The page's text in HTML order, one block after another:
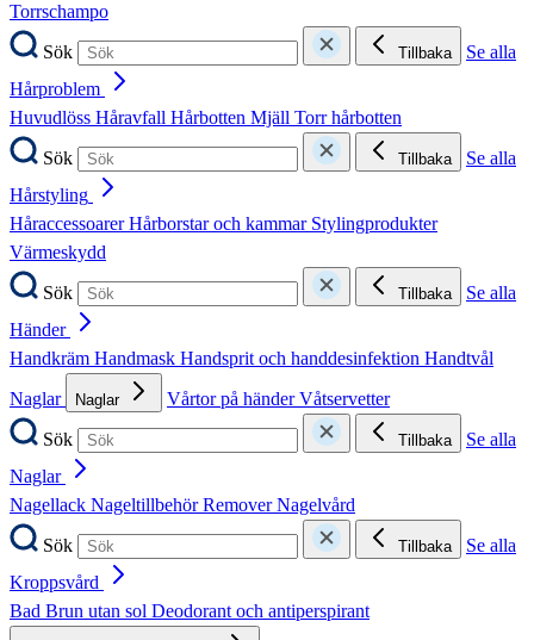
Torrschampo
Sök
Tillbaka
Se alla
Hårproblem
Huvudlöss Håravfall Hårbotten Mjäll Torr hårbotten
Sök
Tillbaka
Se alla
Hårstyling
HåraccessoarerHårborstar och kammar Stylingprodukter
Värmeskydd
Sök
Tillbaka
Se alla
Händer
Handkräm Handmask Handsprit och handdesinfektion Handtvål
Naglar
Naglar Vårtor på händerVåtservetter
Sök
Tillbaka
Se alla
Naglar
Nagellack NageltillbehörRemoverNagelvård
Sök
Tillbaka
Se alla
Kroppsvård
Bad Brun utan sol Deodorant och antiperspirant